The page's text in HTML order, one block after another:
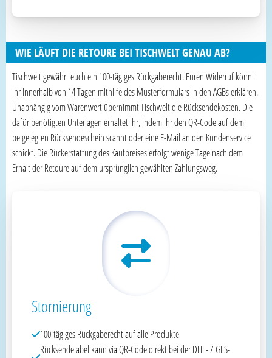
WIE LÄUFT DIE RETOURE BEI TISCHWELT GENAU AB?
Tischwelt gewährt euch ein 100-tägiges Rückgaberecht. Euren Widerruf könnt
ihr innerhalb von 14 Tagen mithilfe des Musterformulars in den AGBs erklären.
Unabhängig vom Warenwert übernimmt Tischwelt die Rücksendekosten. Die
dafür benötigten Unterlagen erhaltet ihr, indem ihr den QR-Code auf dem
beigelegten Rücksendeschein scannt oder eine E-Mail an den Kundenservice
schickt. Die Rückerstattung des Kaufpreises erfolgt wenige Tage nach dem
Erhalt der Retoure auf dem ursprünglich gewählten Zahlungsweg.
Stornierung
100-tägiges Rückgaberecht auf alle Produkte
Rücksendelabel kann via QR-Code direkt bei der DHL- / GLS-